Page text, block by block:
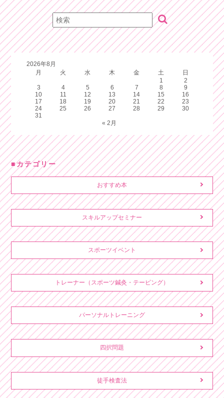
2026年8月
月
火 水 木 金 土
日
1
2
3
4 5 6 7 8
9
10
11 12 13 14 15
16
17
18 19 20 21 22
23
24
25 26 27 28 29
30
31
« 2月
カテゴリー
おすすめ本
スキルアップセミナー
スポーツイベント
トレーナー（スポーツ鍼灸・テーピング）
パーソナルトレーニング
四択問題
徒手検査法